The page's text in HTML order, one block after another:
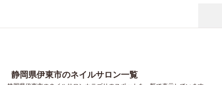
静岡県伊東市のネイルサロン一覧